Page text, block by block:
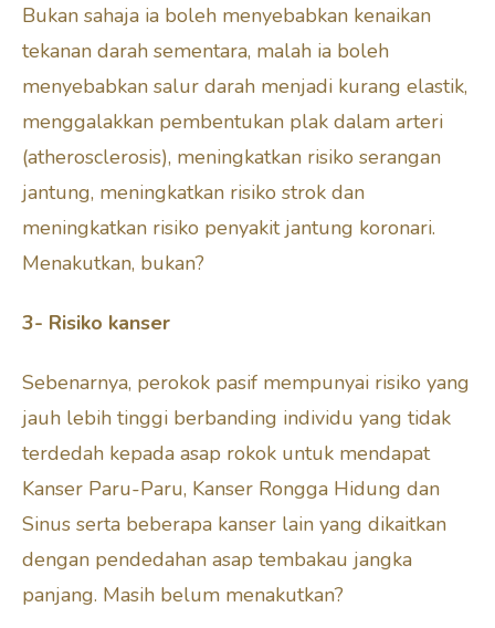
Bukan sahaja ia boleh menyebabkan kenaikan
tekanan darah sementara, malah ia boleh
menyebabkan salur darah menjadi kurang elastik,
menggalakkan pembentukan plak dalam arteri
(atherosclerosis), meningkatkan risiko serangan
jantung, meningkatkan risiko strok dan
meningkatkan risiko penyakit jantung koronari.
Menakutkan, bukan?
3- Risiko kanser
Sebenarnya, perokok pasif mempunyai risiko yang
jauh lebih tinggi berbanding individu yang tidak
terdedah kepada asap rokok untuk mendapat
Kanser Paru-Paru, Kanser Rongga Hidung dan
Sinus serta beberapa kanser lain yang dikaitkan
dengan pendedahan asap tembakau jangka
panjang. Masih belum menakutkan?